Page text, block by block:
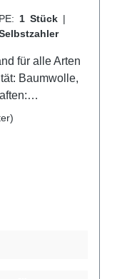
sich durch
hohen
bei uns und
1 Stück |
für alle Arten
Tragen.